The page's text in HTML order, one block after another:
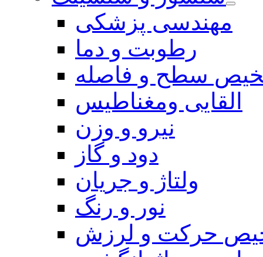
مهندسی پزشکی
رطوبت و دما
سطح و فاصله
القایی ومغناطیس
نیرو و وزن
دود و گاز
ولتاژ و جریان
نور و رنگ
حرکت و لرزش